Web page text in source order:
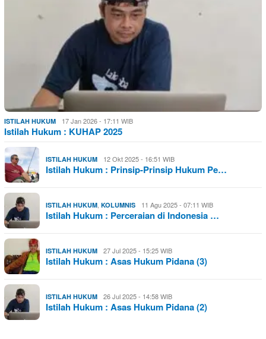
ISTILAH HUKUM 17 Jan 2026 - 17:11 WIB
Istilah Hukum : KUHAP 2025
ISTILAH HUKUM 12 Okt 2025 - 16:51 WIB
Istilah Hukum : Prinsip-Prinsip Hukum Pe…
ISTILAH HUKUM KOLUMNIS 11 Agu 2025 - 07:11 WIB
Istilah Hukum : Perceraian di Indonesia …
ISTILAH HUKUM 27 Jul 2025 - 15:25 WIB
Istilah Hukum : Asas Hukum Pidana (3)
ISTILAH HUKUM 26 Jul 2025 - 14:58 WIB
Istilah Hukum : Asas Hukum Pidana (2)